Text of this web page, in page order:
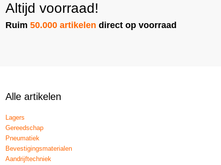
Altijd voorraad!
Ruim50.000 artikelen direct op voorraad
Alle artikelen
Lagers
Gereedschap
Pneumatiek
Bevestigingsmaterialen
Aandrijftechniek